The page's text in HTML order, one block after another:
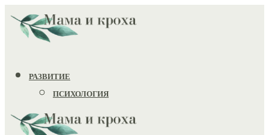
РАЗВИТИЕ
ПСИХОЛОГИЯ
ИГРУШКИ
ЗДОРОВЬЕ